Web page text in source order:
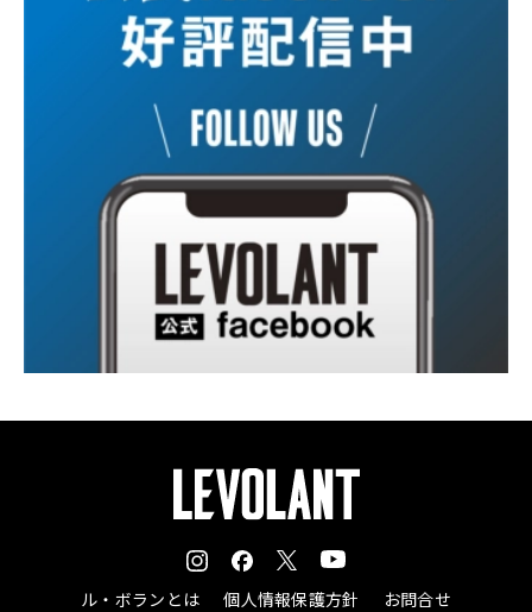
ル・ボランとは 個人情報保護方針 お問合せ